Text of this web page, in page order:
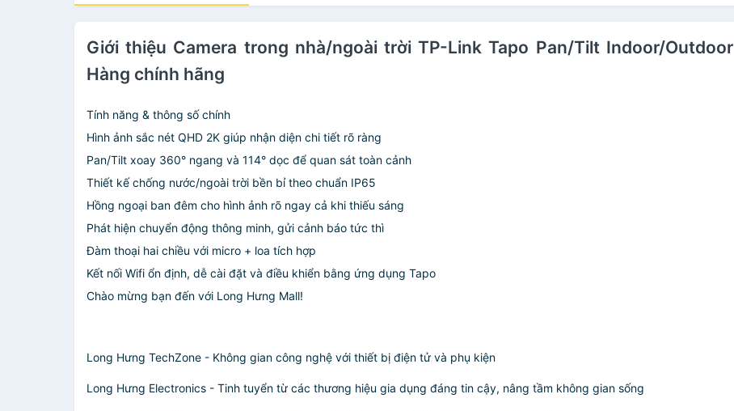
Giới thiệu Camera trong nhà/ngoài trời TP-Link Tapo Pan/Tilt Indoor/
Hàng chính hãng
Tính năng & thông số chính
Hình ảnh sắc nét QHD 2K giúp nhận diện chi tiết rõ ràng
Pan/Tilt xoay 360° ngang và 114° dọc để quan sát toàn cảnh
Thiết kế chống nước/ngoài trời bền bỉ theo chuẩn IP65
Hồng ngoại ban đêm cho hình ảnh rõ ngay cả khi thiếu sáng
Phát hiện chuyển động thông minh, gửi cảnh báo tức thì
Đàm thoại hai chiều với micro + loa tích hợp
Kết nối Wifi ổn định, dễ cài đặt và điều khiển bằng ứng dụng Tapo
Chào mừng bạn đến với Long Hưng Mall!
Long Hưng TechZone - Không gian công nghệ với thiết bị điện tử và phụ kiện
Long Hưng Electronics - Tinh tuyển từ các thương hiệu gia dụng đáng tin cậy, nâng tầm không gian sống